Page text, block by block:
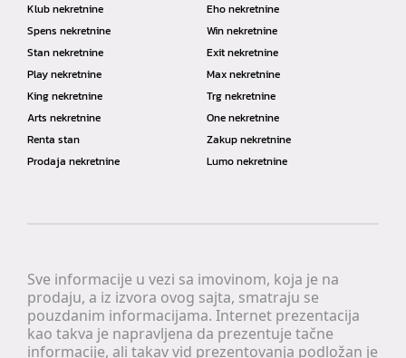
Sve informacije u vezi sa imovinom, koja je na
prodaju, a iz izvora ovog sajta, smatraju se
pouzdanim informacijama. Internet prezentacija
kao takva je napravljena da prezentuje tačne
informacije, ali takav vid prezentovanja podložan je
Klub nekretnine
Eho nekretnine
Spens nekretnine
Win nekretnine
Stan nekretnine
Exit nekretnine
Play nekretnine
Max nekretnine
King nekretnine
Trg nekretnine
Arts nekretnine
One nekretnine
Renta stan
Zakup nekretnine
Prodaja nekretnine
Lumo nekretnine